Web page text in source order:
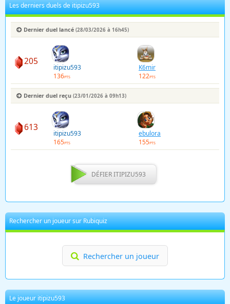
Les derniers duels de itipizu593
Dernier duel lancé (28/03/2026 à 16h45)
205
itipizu593
136PTS
K6mir
122PTS
Dernier duel reçu (23/01/2026 à 09h13)
613
itipizu593
165PTS
ebulora
155PTS
DÉFIER ITIPIZU593
Rechercher un joueur sur Rubiquiz
Rechercher un joueur
Le joueur itipizu593